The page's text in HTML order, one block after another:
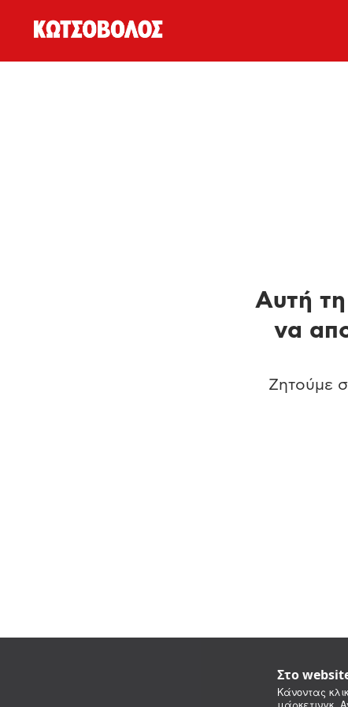
Στο
Κάνοντας
Αυτή
να
Ζητούμε